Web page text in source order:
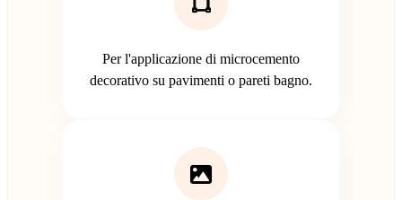
Per l'applicazione di microcemento
decorativo su pavimenti o pareti bagno.